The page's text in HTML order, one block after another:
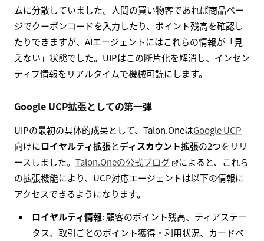
ムに分散していました。人間の買い物客であれば商品ペー
ジでクーポンコードを入力したり、ポイント残高を確認し
たりできますが、AIエージェントにはこれらの情報が「見
えない」状態でした。UIPはこの断片化を解消し、インセン
ティブ情報をリアルタイムで機械可読にします。
Google UCP拡張としての第一弾
UIPの最初の具体的成果として、Talon.OneはGoogle UCP
向けにロイヤルティ拡張とディスカウント拡張の2つをリリ
ースしました。 Talon.Oneの公式ブログ
によると、これら
の拡張機能により、UCP対応エージェントは以下の情報に
アクセスできるようになります。
ロイヤルティ情報: 顧客のポイント残高、ティアステー
タス、取引ごとのポイント獲得・利用状況、カードベ